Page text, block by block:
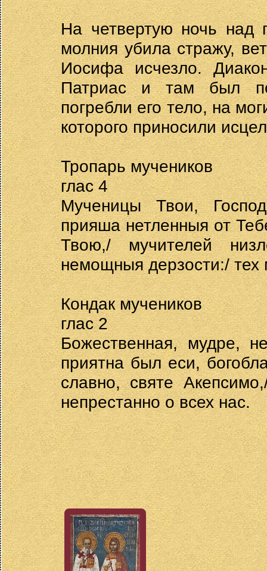
На четвертую ночь над
молния убила стражу,
Иосифа исчезло.
Патриас и там был
погребли его тело, на
которого приносили
Тропарь мучеников
глас 4
Мученицы Твои,
прияша нетленныя от
Твою,/ мучителей
немощныя дерзости:/
Кондак мучеников
глас 2
Божественная, мудре,
приятна был еси,
славно, святе
непрестанно о всех нас.